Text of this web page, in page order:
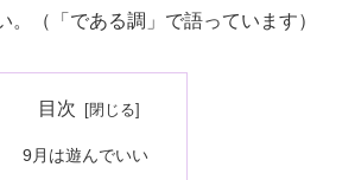
。（「である調」で語っています）
目次
9月は遊んでいい